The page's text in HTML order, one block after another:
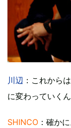
川辺 ：これから
に変わっていく
SHINCO ：確か